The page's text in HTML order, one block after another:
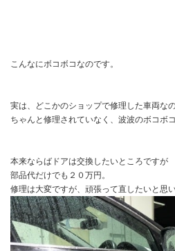
こんなにボコボコなのです。
実は、どこかのショップで修理した車両なの
ちゃんと修理されていなく、波波のボコ
本来ならばドアは交換したいところですが
部品代だけでも２０万円。
修理は大変ですが、頑張って直したいと思い